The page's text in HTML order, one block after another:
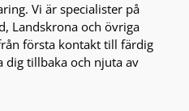
Vi är specialister på
Landskrona och övriga
första kontakt till färdig
dig tillbaka och njuta av